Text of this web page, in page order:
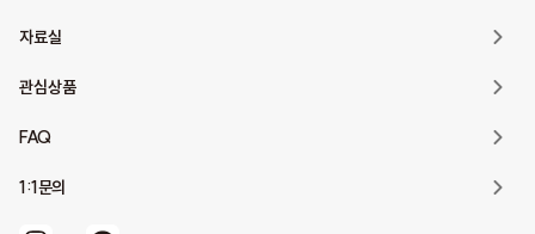
자료실
관심상품
FAQ
1:1문의